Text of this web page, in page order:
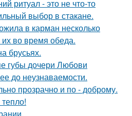
ритуал - это не что-то
выбор в стакане.
в карман несколько
их во время обеда.
брусьях.
губы дочери Любови
до неузнаваемости.
прозрачно и по - доброму.